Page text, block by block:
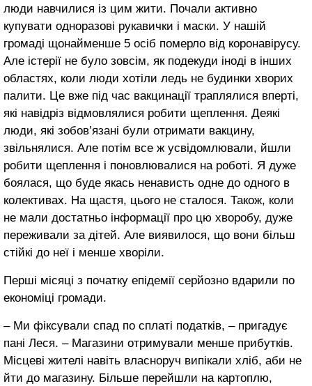
люди навчилися із цим жити. Почали активно
купувати одноразові рукавички і маски. У нашій
громаді щонайменше 5 осіб померло від коронавірусу.
Але істерії не було зовсім, як подекуди іноді в інших
областях, коли люди хотіли ледь не будинки хворих
палити. Це вже під час вакцинації траплялися вперті,
які навідріз відмовлялися робити щеплення. Деякі
люди, які зобов’язані були отримати вакцину,
звільнялися. Але потім все ж усвідомлювали, йшли
робити щеплення і поновлювалися на роботі. Я дуже
боялася, що буде якась ненависть одне до одного в
колективах. На щастя, цього не сталося. Також, коли
не мали достатньо інформації про цю хворобу, дуже
переживали за дітей. Але виявилося, що вони більш
стійкі до неї і менше хворіли.
Перші місяці з початку епідемії серйозно вдарили по
економіці громади.
– Ми фіксували спад по сплаті податків, – пригадує
пані Леся. – Магазини отримували менше прибутків.
Місцеві жителі навіть власноруч випікали хліб, аби не
йти до магазину. Більше перейшли на картоплю,